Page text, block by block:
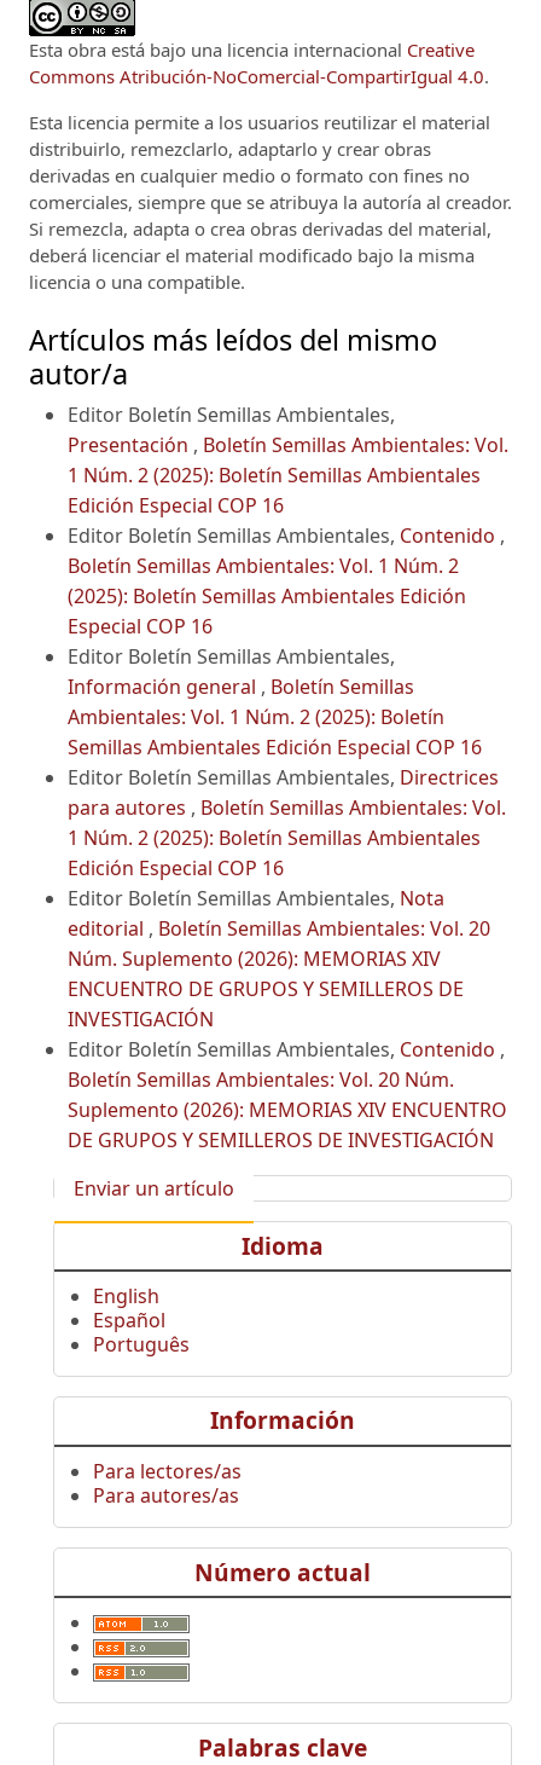
Esta obra está bajo una licencia internacional Creative
Commons Atribución-NoComercial-CompartirIgual 4.0.
Esta licencia permite a los usuarios reutilizar el material
distribuirlo, remezclarlo, adaptarlo y crear obras
derivadas en cualquier medio o formato con fines no
comerciales, siempre que se atribuya la autoría al creador.
Si remezcla, adapta o crea obras derivadas del material,
deberá licenciar el material modificado bajo la misma
licencia o una compatible.
Artículos más leídos del mismo
autor/a
Editor Boletín Semillas Ambientales,
Presentación , Boletín Semillas Ambientales: Vol.
1 Núm. 2 (2025): Boletín Semillas Ambientales
Edición Especial COP 16
Editor Boletín Semillas Ambientales, Contenido ,
Boletín Semillas Ambientales: Vol. 1 Núm. 2
(2025): Boletín Semillas Ambientales Edición
Especial COP 16
Editor Boletín Semillas Ambientales,
Información general , Boletín Semillas
Ambientales: Vol. 1 Núm. 2 (2025): Boletín
Semillas Ambientales Edición Especial COP 16
Editor Boletín Semillas Ambientales, Directrices
para autores , Boletín Semillas Ambientales: Vol.
1 Núm. 2 (2025): Boletín Semillas Ambientales
Edición Especial COP 16
Editor Boletín Semillas Ambientales, Nota
editorial , Boletín Semillas Ambientales: Vol. 20
Núm. Suplemento (2026): MEMORIAS XIV
ENCUENTRO DE GRUPOS Y SEMILLEROS DE
INVESTIGACIÓN
Editor Boletín Semillas Ambientales, Contenido ,
Boletín Semillas Ambientales: Vol. 20 Núm.
Suplemento (2026): MEMORIAS XIV ENCUENTRO
DE GRUPOS Y SEMILLEROS DE INVESTIGACIÓN
Enviar un artículo
Idioma
English
Español
Português
Información
Para lectores/as
Para autores/as
Número actual
Palabras clave